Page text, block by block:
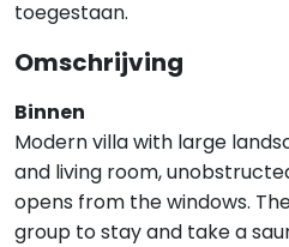
toegestaan.
Omschrijving
Binnen
Modern villa with large
and living room,
opens from the windows.
group to stay and take a